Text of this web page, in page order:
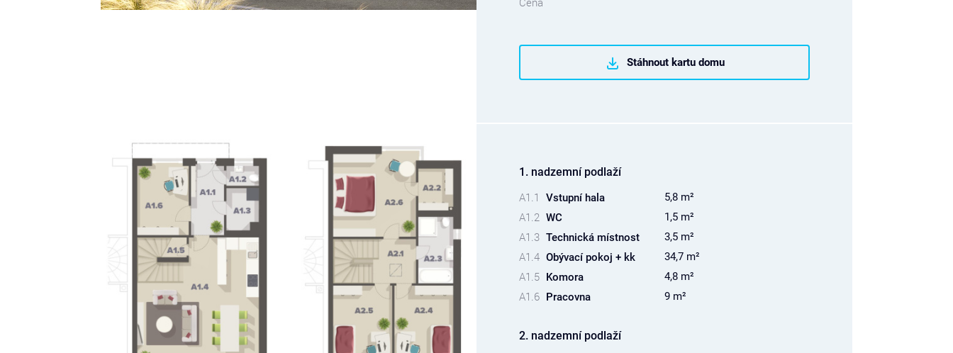
Stáhnout kartu domu
1. nadzemní podlaží
A1.1 Vstupní hala 5,8 m²
A1.2 WC 1,5 m²
A1.3 Technická místnost 3,5 m²
A1.4 Obývací pokoj + kk 34,7 m²
A1.5 Komora 4,8 m²
A1.6 Pracovna 9 m²
2. nadzemní podlaží